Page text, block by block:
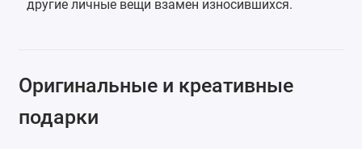
другие личные вещи взамен износившихся.
Оригинальные и креативные
подарки